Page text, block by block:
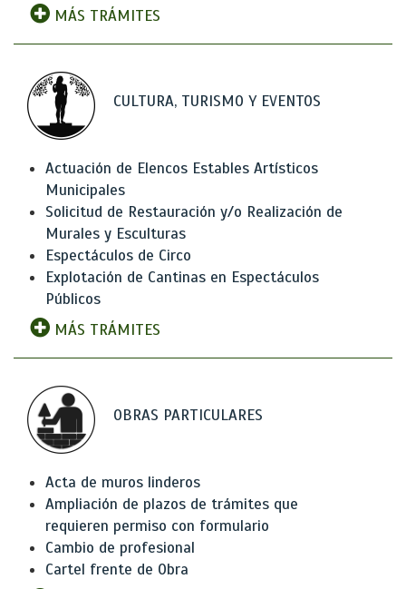
MÁS TRÁMITES
CULTURA, TURISMO Y EVENTOS
Actuación de Elencos Estables Artísticos
Municipales
Solicitud de Restauración y/o Realización de
Murales y Esculturas
Espectáculos de Circo
Explotación de Cantinas en Espectáculos
Públicos
MÁS TRÁMITES
OBRAS PARTICULARES
Acta de muros linderos
Ampliación de plazos de trámites que
requieren permiso con formulario
Cambio de profesional
Cartel frente de Obra